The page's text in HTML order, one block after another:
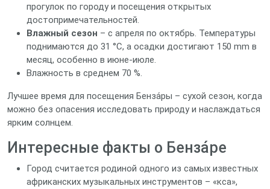
прогулок по городу и посещения открытых
достопримечательностей.
Влажный сезон – с апреля по октябрь. Температуры
поднимаются до 31 °C, а осадки достигают 150 mm в
месяц, особенно в июне‑июле.
Влажность в среднем 70 %.
Лучшее время для посещения Бенза́ры – сухой сезон, когда
можно без опасения исследовать природу и наслаждаться
ярким солнцем.
Интересные факты о Бенза́ре
Город считается родиной одного из самых известных
африканских музыкальных инструментов – «кса»,